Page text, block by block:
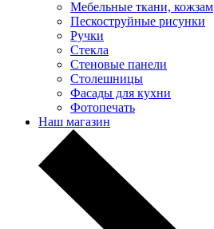
Мебельные ткани, кожзам
Пескоструйные рисунки
Ручки
Стекла
Стеновые панели
Столешницы
Фасады для кухни
Фотопечать
Наш магазин